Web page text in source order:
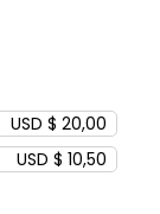
USD $ 20,00
USD $ 10,50